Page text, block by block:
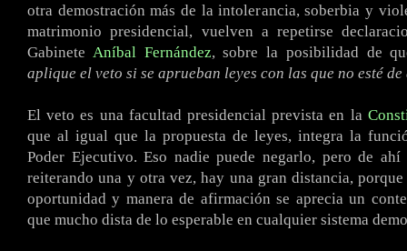
otra demostración más de la intolerancia, soberbia y
matrimonio presidencial, vuelven a repetirse
Gabinete Aníbal Fernández, sobre la posibilidad de
aplique el veto si se aprueban leyes con las que no esté
El veto es una facultad presidencial prevista en la
que al igual que la propuesta de leyes, integra la
Poder Ejecutivo. Eso nadie puede negarlo, pero de
reiterando una y otra vez, hay una gran distancia,
oportunidad y manera de afirmación se aprecia un
que mucho dista de lo esperable en cualquier sistema